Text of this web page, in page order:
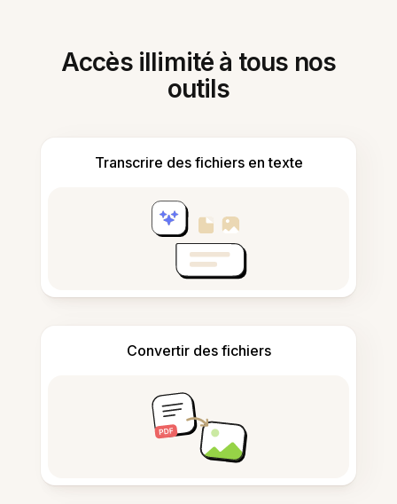
Accès illimité à tous nos
outils
Transcrire des fichiers en texte
Convertir des fichiers